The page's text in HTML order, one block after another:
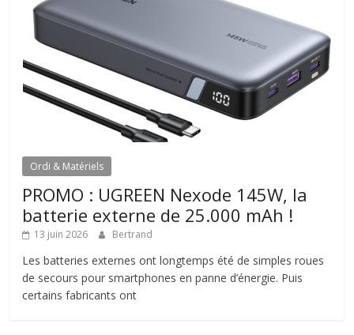
Ordi & Matériels
PROMO : UGREEN Nexode 145W, la
batterie externe de 25.000 mAh !
13 juin 2026 Bertrand
Les batteries externes ont longtemps été de simples roues
de secours pour smartphones en panne d’énergie. Puis
certains fabricants ont